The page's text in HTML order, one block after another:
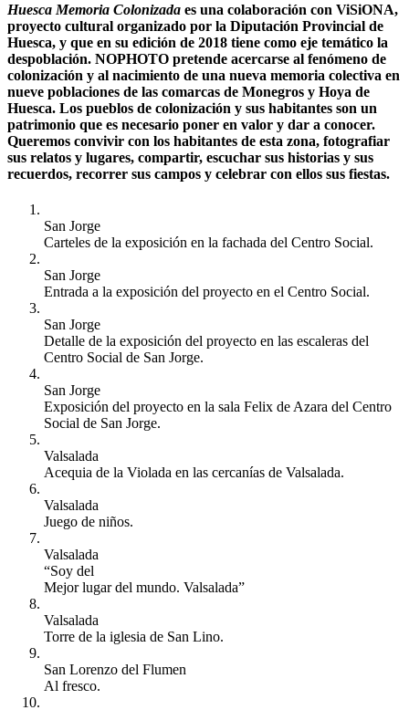
Huesca Memoria Colonizada es una colaboración con ViSiONA,
proyecto cultural organizado por la Diputación Provincial de
Huesca, y que en su edición de 2018 tiene como eje temático la
despoblación. NOPHOTO pretende acercarse al fenómeno de
colonización y al nacimiento de una nueva memoria colectiva en
nueve poblaciones de las comarcas de Monegros y Hoya de
Huesca. Los pueblos de colonización y sus habitantes son un
patrimonio que es necesario poner en valor y dar a conocer.
Queremos convivir con los habitantes de esta zona, fotografiar
sus relatos y lugares, compartir, escuchar sus historias y sus
recuerdos, recorrer sus campos y celebrar con ellos sus fiestas.
San Jorge
Carteles de la exposición en la fachada del Centro Social.
San Jorge
Entrada a la exposición del proyecto en el Centro Social.
San Jorge
Detalle de la exposición del proyecto en las escaleras del
Centro Social de San Jorge.
San Jorge
Exposición del proyecto en la sala Felix de Azara del Centro
Social de San Jorge.
Valsalada
Acequia de la Violada en las cercanías de Valsalada.
Valsalada
Juego de niños.
Valsalada
“Soy del
Mejor lugar del mundo. Valsalada”
Valsalada
Torre de la iglesia de San Lino.
San Lorenzo del Flumen
Al fresco.